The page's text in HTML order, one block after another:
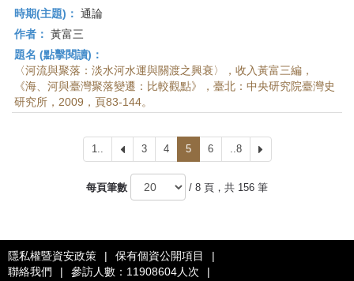
時期(主題)： 通論
作者： 黃富三
題名 (點擊閱讀)：
〈河流與聚落：淡水河水運與關渡之興衰〉，收入黃富三編，
《海、河與臺灣聚落變遷：比較觀點》，臺北：中央研究院臺灣史
研究所，2009，頁83-144。
1..
上
一
頁
3 4 5 6 ..8
下
一
每頁筆數
/ 8 頁，共 156 筆
隱私權暨資安政策 | 保有個資公開項目
|
聯絡我們
| 參訪人數：11908604人次 |